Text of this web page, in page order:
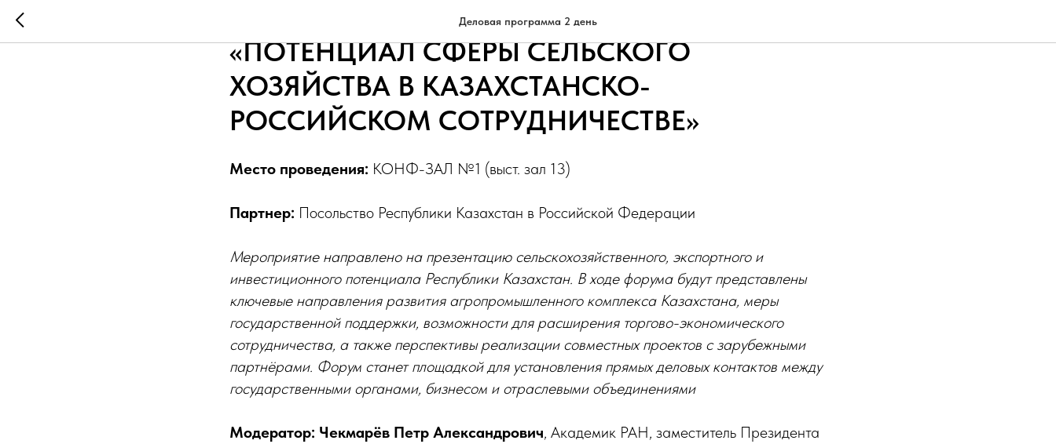
Деловая программа 2 день
10.00-11.30 Международный форум
«ПОТЕНЦИАЛ СФЕРЫ СЕЛЬСКОГО
ХОЗЯЙСТВА В КАЗАХСТАНСКО-
РОССИЙСКОМ СОТРУДНИЧЕСТВЕ»
Место проведения: КОНФ-ЗАЛ №1 (выст. зал 13)
Партнер: Посольство Республики Казахстан в Российской Федерации
Мероприятие направлено на презентацию сельскохозяйственного, экспортного и
инвестиционного потенциала Республики Казахстан. В ходе форума будут представлены
ключевые направления развития агропромышленного комплекса Казахстана, меры
государственной поддержки, возможности для расширения торгово-экономического
сотрудничества, а также перспективы реализации совместных проектов с зарубежными
партнёрами. Форум станет площадкой для установления прямых деловых контактов между
государственными органами, бизнесом и отраслевыми объединениями
Модератор: Чекмарёв Петр Александрович, Академик РАН, заместитель Президента